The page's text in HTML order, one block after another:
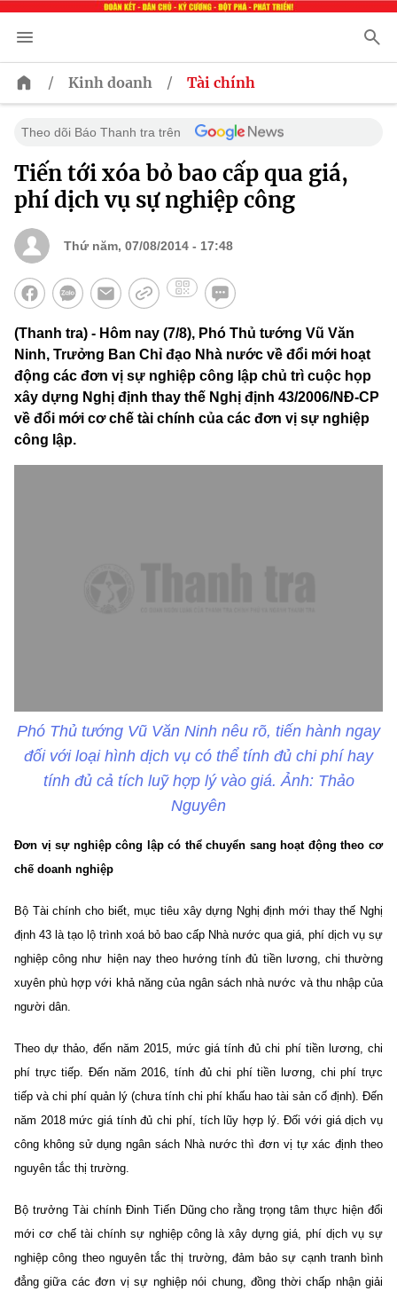
/ Kinh doanh / Tài chính
Theo dõi Báo Thanh tra trên
Tiến tới xóa bỏ bao cấp qua giá,
phí dịch vụ sự nghiệp công
Thứ năm, 07/08/2014 - 17:48
(Thanh tra) - Hôm nay (7/8), Phó Thủ tướng Vũ Văn
Ninh, Trưởng Ban Chỉ đạo Nhà nước về đổi mới hoạt
động các đơn vị sự nghiệp công lập chủ trì cuộc họp
xây dựng Nghị định thay thế Nghị định 43/2006/NĐ-CP
về đổi mới cơ chế tài chính của các đơn vị sự nghiệp
công lập.
Phó Thủ tướng Vũ Văn Ninh nêu rõ, tiến hành ngay
đối với loại hình dịch vụ có thể tính đủ chi phí hay
tính đủ cả tích luỹ hợp lý vào giá. Ảnh: Thảo
Nguyên
Đơn vị sự nghiệp công lập có thể chuyển sang hoạt động theo cơ
chế doanh nghiệp
Bộ Tài chính cho biết, mục tiêu xây dựng Nghị định mới thay thế Nghị
định 43 là tạo lộ trình xoá bỏ bao cấp Nhà nước qua giá, phí dịch vụ sự
nghiệp công như hiện nay theo hướng tính đủ tiền lương, chi thường
xuyên phù hợp với khả năng của ngân sách nhà nước và thu nhập của
người dân.
Theo dự thảo, đến năm 2015, mức giá tính đủ chi phí tiền lương, chi
phí trực tiếp. Đến năm 2016, tính đủ chi phí tiền lương, chi phí trực
tiếp và chi phí quản lý (chưa tính chi phí khấu hao tài sản cố định). Đến
năm 2018 mức giá tính đủ chi phí, tích lũy hợp lý. Đối với giá dịch vụ
công không sử dụng ngân sách Nhà nước thì đơn vị tự xác định theo
nguyên tắc thị trường.
Bộ trưởng Tài chính Đinh Tiến Dũng cho rằng trọng tâm thực hiện đổi
mới cơ chế tài chính sự nghiệp công là xây dựng giá, phí dịch vụ sự
nghiệp công theo nguyên tắc thị trường, đảm bảo sự cạnh tranh bình
đẳng giữa các đơn vị sự nghiệp nói chung, đồng thời chấp nhận giải